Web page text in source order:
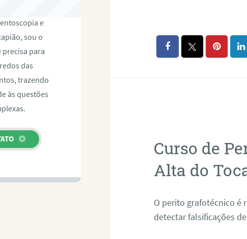
Curso de
Alta do
O perito grafotécnico é
detectar falsificações
e
sou o
precisa para
das
trazendo
às questões